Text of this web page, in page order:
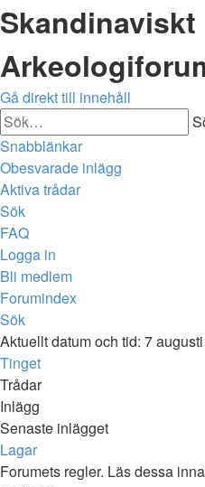
Skandinaviskt
Gå direkt till innehåll
Snabblänkar
Obesvarade inlägg
Aktiva trådar
Sök
FAQ
Logga in
Bli medlem
Forumindex
Sök
Aktuellt datum och tid: 7
Tinget
Trådar
Inlägg
Senaste inlägget
Lagar
Forumets regler. Läs dessa